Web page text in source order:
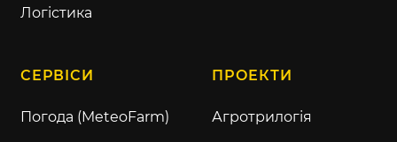
Логістика
СЕРВІСИ
Погода (MeteoFarm)
ПРОЕКТИ
Агротрилогія